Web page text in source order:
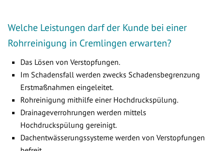
Welche Leistungen darf der Kunde bei einer
Rohrreinigung in Cremlingen erwarten?
Das Lösen von Verstopfungen.
Im Schadensfall werden zwecks Schadensbegrenzung
Erstmaßnahmen eingeleitet.
Rohreinigung mithilfe einer Hochdruckspülung.
Drainageverrohrungen werden mittels
Hochdruckspülung gereinigt.
Dachentwässerungssysteme werden von Verstopfungen